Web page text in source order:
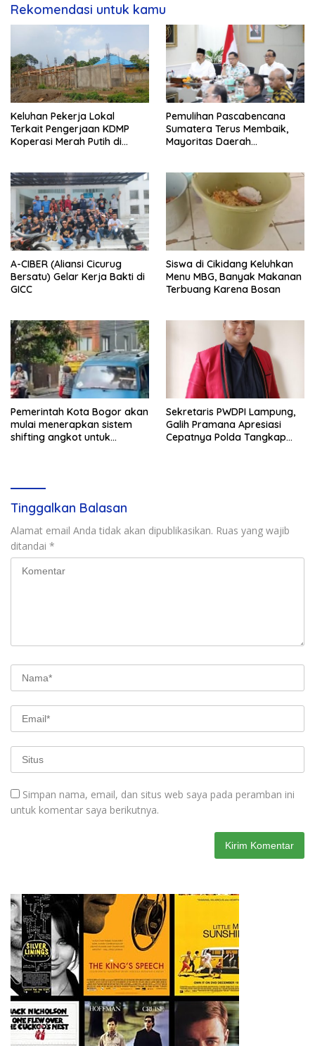
Rekomendasi untuk kamu
Keluhan Pekerja Lokal
Terkait Pengerjaan KDMP
Koperasi Merah Putih di
Pemulihan Pascabencana
Sumatera Terus Membaik,
Mayoritas Daerah
A-CIBER (Aliansi Cicurug
Bersatu) Gelar Kerja Bakti di
GICC
Siswa di Cikidang Keluhkan
Menu MBG, Banyak Makanan
Terbuang Karena Bosan
Pemerintah Kota Bogor akan
mulai menerapkan sistem
shifting angkot untuk
Sekretaris PWDPI Lampung,
Galih Pramana Apresiasi
Cepatnya Polda Tangkap
Tinggalkan Balasan
Alamat email Anda tidak akan dipublikasikan. Ruas yang wajib
ditandai *
Simpan nama, email, dan situs web saya pada peramban ini
untuk komentar saya berikutnya.